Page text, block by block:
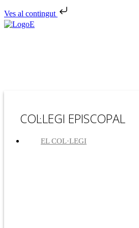
Ves al contingut
COL·LEGI EPISCOPAL
EL COL·LEGI